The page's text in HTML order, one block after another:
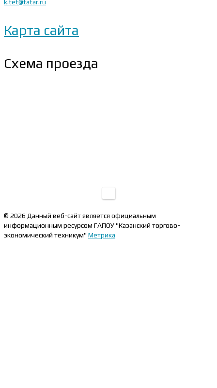
k.tet@tatar.ru
Карта сайта
Схема проезда
© 2026 Данный веб-сайт является официальным
информационным ресурсом ГАПОУ "Казанский торгово-
экономический техникум" Метрика